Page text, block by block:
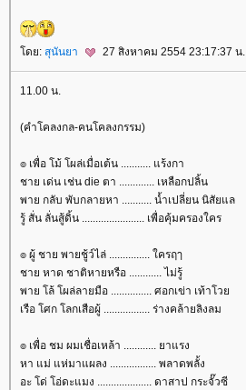
ดย: สุนันยา 27 สิงหาคม 2554 23:17:37 น.
11.00 น.
(คำโคลงกล-คนโคลงกรรม)
๏ เพื่อ โม้ โผล่เมื่อเต้น ........... แร้งกา
ชาย เด่น เช่น die ตา ............. เหลือกปลิ้น
พาย กลับ พับกลายหา ........... น้ำเปลี่ยน นิสัยแล
รู้ สั่น ลั่นสู้ดิ้น ....................... เพื่อคุ้มครองใคร
๏ ผู้ ชาย พายชู้ว์ไล่ ............... ใครฤๅ
ชาย หาด ชาติหายหรือ ............ ไม่รู้
พาย โล้ โผล่ลายมือ ............... ศอกเข่า เท้าโว
เรือ โศก โลกเสือผู้ ................. ร่างคล้ายลิงลม
๏ เพื่อ ชม ผมเชื่อเหล้า ............ ยาแรง
หา แม่ แห่มาแผลง ................. พลาดพลั้ง
อะ โด่ โอ่ดะแมง .................... ดาสาป กระจั๊วซี